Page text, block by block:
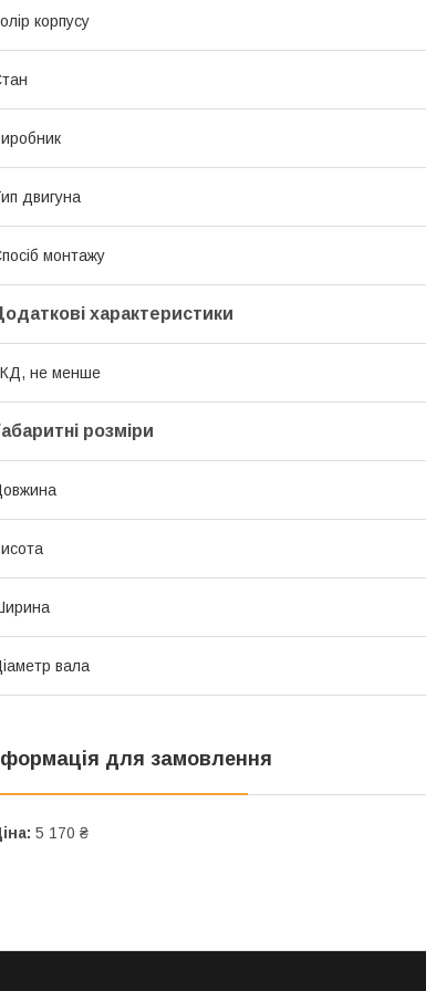
корпусу
двигуна
монтажу
характеристики
не менше
розміри
вала
для замовлення
5 170 ₴